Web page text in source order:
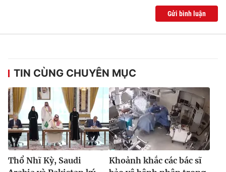
Gửi bình luận
TIN CÙNG CHUYÊN MỤC
Thổ Nhĩ Kỳ, Saudi
Khoảnh khắc các bác sĩ